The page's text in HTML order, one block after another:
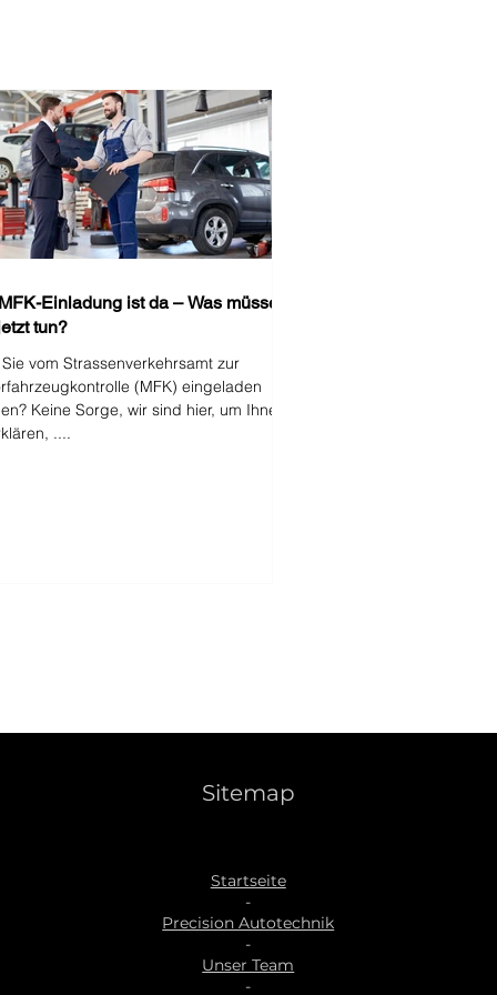
Einladung ist da – Was müssen
tun?
vom Strassenverkehrsamt zur
(MFK) eingeladen
Keine Sorge, wir sind hier, um Ihnen
....
Sitemap
Startseite
-
Precision Autotechnik
-
Unser Team
-